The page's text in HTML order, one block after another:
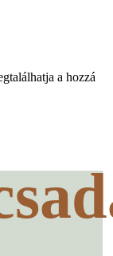
a hozzá